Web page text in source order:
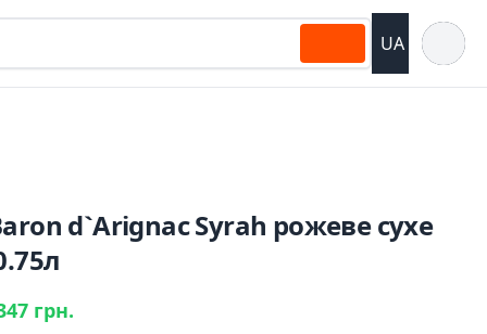
UA
d`Arignac Syrah рожеве сухе
грн.